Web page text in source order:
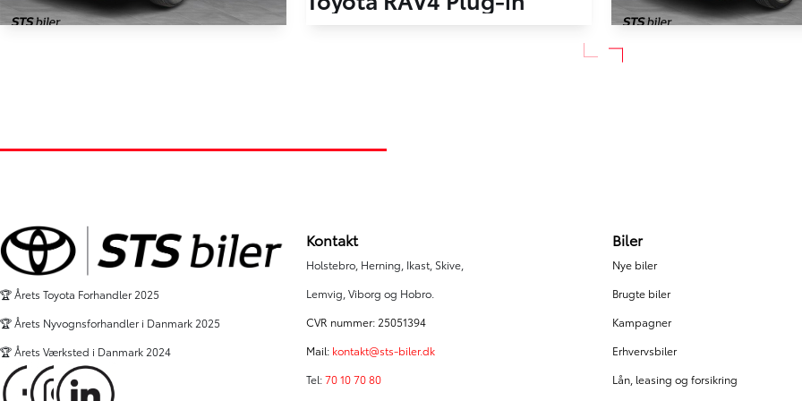
Hybrid (Benzin / El)
Toyota RAV4
🏆 Årets Toyota Forhandler 2025
🏆 Årets Nyvognsforhandler i Danmark 2025
🏆 Årets Værksted i Danmark 2024
Kontakt
Holstebro, Herning, Ikast, Skive,
Lemvig, Viborg og Hobro.
CVR nummer: 25051394
Mail: kontakt@sts-biler.dk
Tel:70 10 70 80
Biler
Nye biler
Brugte biler
Kampagner
Erhvervsbiler
Lån, leasing og forsikring